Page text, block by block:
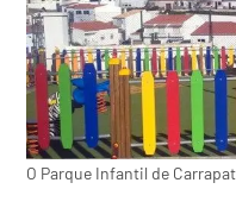
O Parque Infantil de